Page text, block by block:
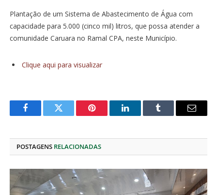
Plantação de um Sistema de Abastecimento de Água com
capacidade para 5.000 (cinco mil) litros, que possa atender a
comunidade Caruara no Ramal CPA, neste Município.
Clique aqui para visualizar
FacebookTwitter Pinterest O
Tumblr
E-
POSTAGENS RELACIONADAS